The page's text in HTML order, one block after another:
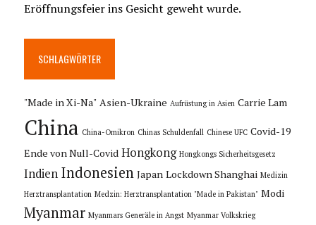
Eröffnungsfeier ins Gesicht geweht wurde.
SCHLAGWÖRTER
"Made in Xi-Na" Asien-Ukraine Aufrüstung in Asien Carrie Lam
China China-Omikron Chinas Schuldenfall Chinese UFC Covid-19
Ende von Null-Covid Hongkong Hongkongs Sicherheitsgesetz
Indien Indonesien Japan Lockdown Shanghai Medizin
Herztransplantation Medzin: Herztransplantation "Made in Pakistan" Modi
Myanmar Myanmars Generäle in Angst Myanmar Volkskrieg